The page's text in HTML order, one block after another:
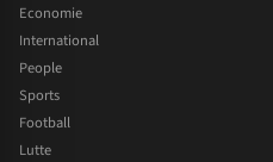
Economie
International
People
Sports
Football
Lutte